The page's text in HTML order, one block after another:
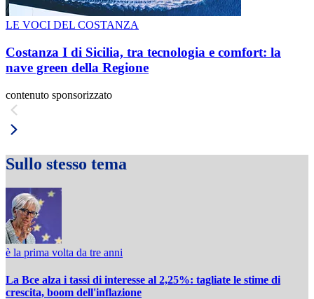
LE VOCI DEL COSTANZA
Costanza I di Sicilia, tra tecnologia e comfort: la
nave green della Regione
contenuto sponsorizzato
Sullo stesso tema
è la prima volta da tre anni
La Bce alza i tassi di interesse al 2,25%: tagliate le stime di
crescita, boom dell'inflazione